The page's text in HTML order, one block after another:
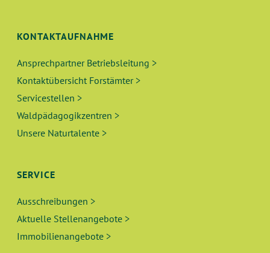
KONTAKTAUFNAHME
Ansprechpartner Betriebsleitung >
Kontaktübersicht Forstämter >
Servicestellen >
Waldpädagogikzentren >
Unsere Naturtalente >
SERVICE
Ausschreibungen >
Aktuelle Stellenangebote >
Immobilienangebote >